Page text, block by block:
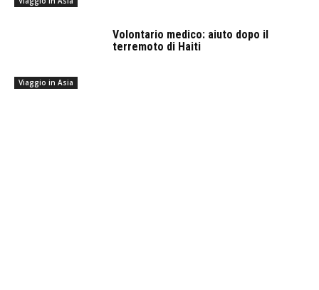
Viaggio in Asia
Volontario medico: aiuto dopo il
terremoto di Haiti